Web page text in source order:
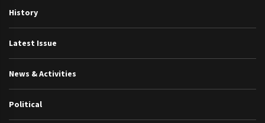
History
Latest Issue
News & Activities
Political